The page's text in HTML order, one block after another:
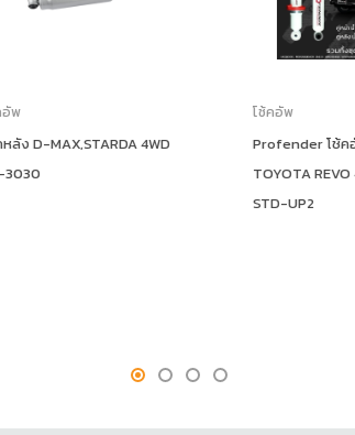
Profender โช้คอัพน้ำมัน
TOYOTA REVO 4WD (ปี 2015+)